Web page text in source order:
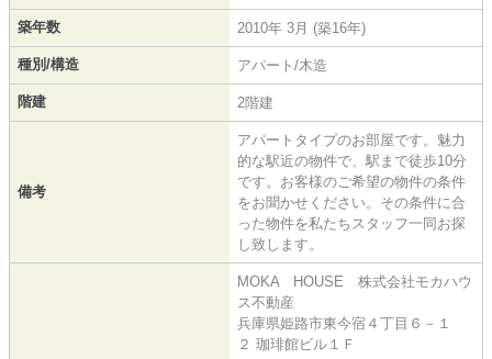
築年数 2010年 3月 (築16年)
種別/構造 アパート/木造
階建 2階建
備考
アパートタイプのお部屋です。魅力
的な駅近の物件で、駅まで徒歩10分
です。お客様のご希望の物件の条件
をお聞かせください。その条件に合
った物件を私たちスタッフ一同お探
し致します。
MOKA HOUSE 株式会社モカハウ
ス不動産
兵庫県姫路市東今宿４丁目６－１
２ 珈琲館ビル１Ｆ